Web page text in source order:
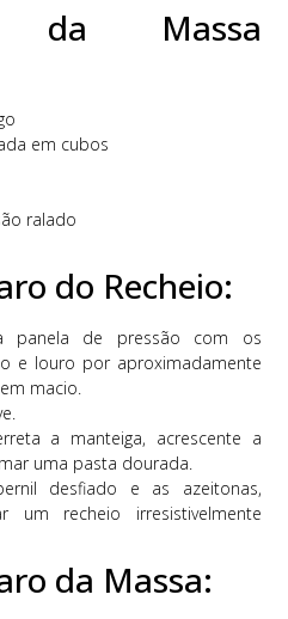
da Massa
em cubos
ralado
do Recheio:
panela de pressão com os
e louro por aproximadamente
macio.
a manteiga, acrescente a
uma pasta dourada.
desfiado e as azeitonas,
um recheio irresistivelmente
da Massa: